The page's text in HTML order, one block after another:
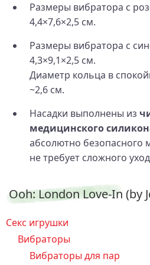
Размеры вибратора с
4,4×7,6×2,5 см.
Размеры вибратора с
4,3×9,1×2,5 см.
Диаметр кольца в
~2,6 см.
Насадки выполнены из
медицинского
абсолютно безопасного
не требует сложного
Ooh: London Love-In (by
Секс игрушки
Вибраторы
Вибраторы для пар